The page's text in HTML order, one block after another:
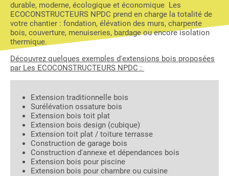
durable, moderne, écologique et économique Les
ECOCONSTRUCTEURS NPDC prend en charge la totalité de
votre chantier : fondation, élévation des murs, charpente
bois, couverture, menuiseries, bardage ou encore isolation
thermique.
Découvrez quelques exemples d'extensions bois proposées
par Les ECOCONSTRUCTEURS NPDC :
Extension traditionnelle bois
Surélévation ossature bois
Extension bois toit plat
Extension bois design (cubique)
Extension toit plat / toiture terrasse
Construction de garage bois
Construction d'annexe et dépendances bois
Extension bois pour piscine
Extension bois pour chambre ou cuisine